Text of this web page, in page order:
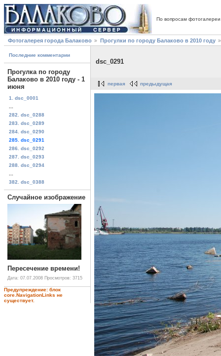
По вопросам
Фотогалерея города Балаково Прогулки по городу Балаково в 2010 году
Последние комментарии
Прогулка по городу
Балаково в 2010 году - 1
июня
1. dsc_0001
282. dsc_0288
283. dsc_0289
284. dsc_0290
285. dsc_0291
286. dsc_0292
287. dsc_0293
288. dsc_0294
382. dsc_0388
Случайное изображение
Пересечение времени!
Дата: 07.07.2008 Просмотров: 3715
Предупреждение: блок
core.NavigationLinks не
существует.
dsc_0291
первая предыдущая